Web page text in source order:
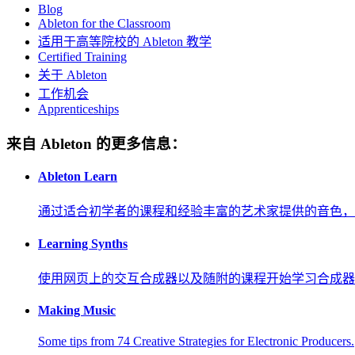
Blog
Ableton for the Classroom
适用于高等院校的 Ableton 教学
Certified Training
关于 Ableton
工作机会
Apprenticeships
来自 Ableton 的更多信息：
Ableton Learn
通过适合初学者的课程和经验丰富的艺术家提供的音色，
Learning Synths
使用网页上的交互合成器以及随附的课程开始学习合成器
Making Music
Some tips from 74 Creative Strategies for Electronic Producers.